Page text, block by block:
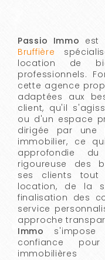
Passio Immo est
Bruffière
location de
professionnels.
cette agence
adaptées aux
client, qu'il
ou d'un espace
dirigée par une
immobilier, ce
approfondie
rigoureuse des
ses clients
location, de la
finalisation des
service
approche
Immo s'impose
confiance
immobilières